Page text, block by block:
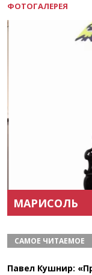
ФОТОГАЛЕРЕЯ
МАРИСОЛЬ
САМОЕ ЧИТАЕМОЕ
Павел Кушнир: